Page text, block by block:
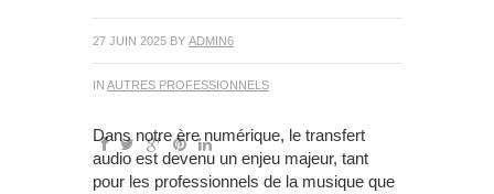
27 JUIN 2025 BY ADMIN6
IN AUTRES PROFESSIONNELS
Dans notre ère numérique, le transfert
audio est devenu un enjeu majeur, tant
pour les professionnels de la musique que